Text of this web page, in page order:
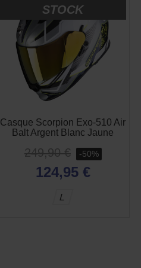
STOCK
Casque Scorpion Exo-510 Air
Balt Argent Blanc Jaune
249,90 € -50%
124,95 €
L